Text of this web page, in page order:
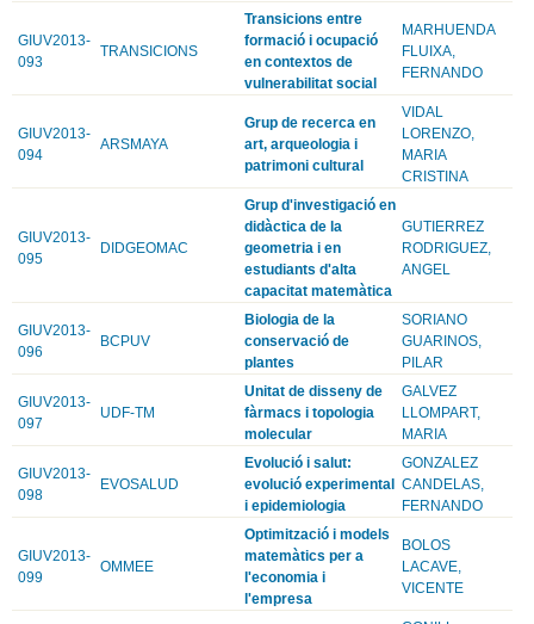
GIUV2013-
093
TRANSICIONS
Transicions entre
formació i ocupació
en contextos de
vulnerabilitat social
MARHUENDA
FLUIXA,
FERNANDO
GIUV2013-
094
ARSMAYA
Grup de recerca en
art, arqueologia i
patrimoni cultural
VIDAL
LORENZO,
MARIA
CRISTINA
GIUV2013-
095
DIDGEOMAC
Grup d'investigació en
didàctica de la
geometria i en
estudiants d'alta
capacitat matemàtica
GUTIERREZ
RODRIGUEZ,
ANGEL
GIUV2013-
096
BCPUV
Biologia de la
conservació de
plantes
SORIANO
GUARINOS,
PILAR
GIUV2013-
097
UDF-TM
Unitat de disseny de
fàrmacs i topologia
molecular
GALVEZ
LLOMPART,
MARIA
GIUV2013-
098
EVOSALUD
Evolució i salut:
evolució experimental
i epidemiologia
GONZALEZ
CANDELAS,
FERNANDO
GIUV2013-
099
OMMEE
Optimització i models
matemàtics per a
l'economia i
l'empresa
BOLOS
LACAVE,
VICENTE